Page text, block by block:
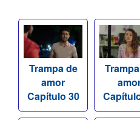
Trampa de
amor
Capítulo 30